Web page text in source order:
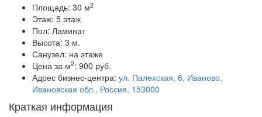
Площадь: 30 м2
Этаж: 5 этаж
Пол: Ламинат
Высота: 3 м.
Санузел: на этаже
Цена за м2: 900 руб.
Адрес бизнес-центра: ул. Палехская, 6, Иваново,
Ивановская обл., Россия, 153000
Краткая информация